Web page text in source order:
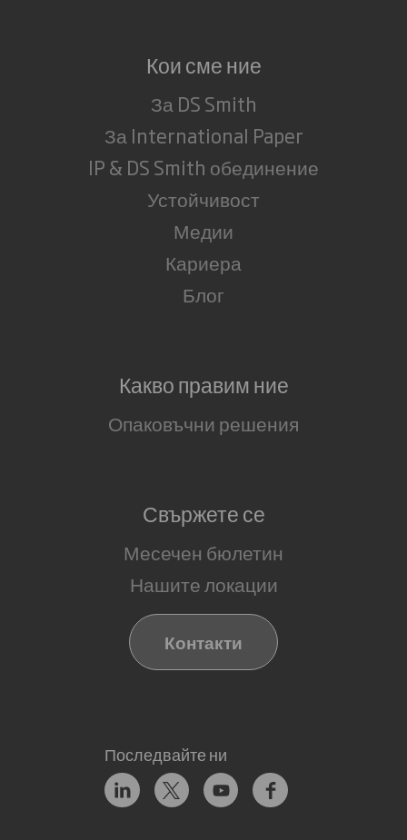
Кои сме ние
За DS Smith
За International Paper
IP & DS Smith обединение
Устойчивост
Медии
Кариера
Блог
Какво правим ние
Опаковъчни решения
Свържете се
Месечен бюлетин
Нашите локации
Контакти
Последвайте ни